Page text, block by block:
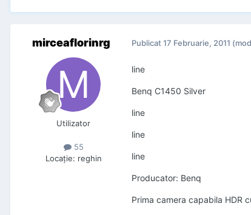
mirceaflorinrg
Utilizator
55
Locaţie: reghin
Publicat17 Februarie, 2011
line
Benq C1450 Silver
line
line
line
Producator: Benq
Prima camera capabila HDR